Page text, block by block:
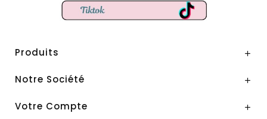
Produits 
Notre Société 
Votre Compte 